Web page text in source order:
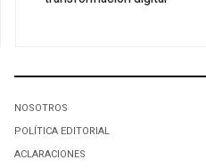
NOSOTROS
POLÍTICA EDITORIAL
ACLARACIONES